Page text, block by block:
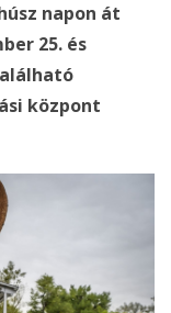
napon át
25. és
központ